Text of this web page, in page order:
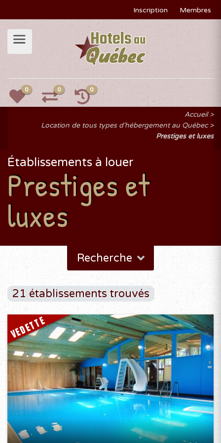
Inscription Membres
0 0 0
Accueil
Location de tous types d'hébergement au Québec
Prestiges et luxes
Établissements à louer
Prestiges et
luxes
Recherche
21 établissements trouvés
VEDETTE